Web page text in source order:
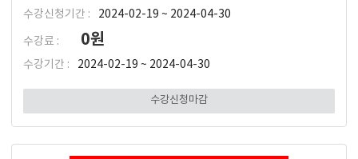
수강신청기간 :
2024-02-19 ~ 2024-04-30
수강료 : 0원
수강기간 : 2024-02-19 ~ 2024-04-30
수강신청마감